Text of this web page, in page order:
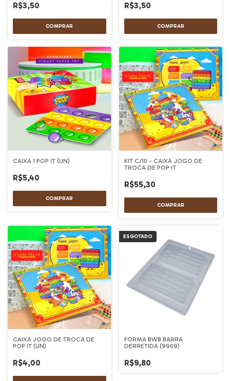
R$3,50 R$3,50
CAIXA 1 POP IT (UN)
R$5,40
KIT C/10 - CAIXA JOGO DE
TROCA DE POP IT
R$55,30
CAIXA JOGO DE TROCA DE
POP IT (UN)
R$4,00
ESGOTADO
FORMA BWB BARRA
DERRETIDA (9909)
R$9,80